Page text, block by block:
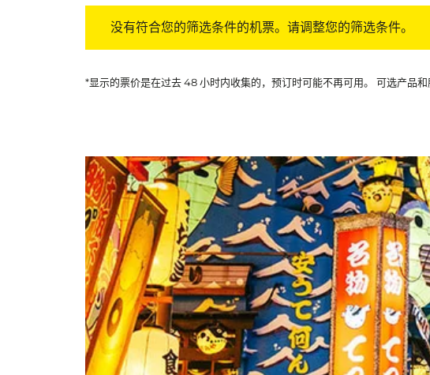
没有符合您的筛选条件的机票。请调整您的筛选条件。
*显示的票价是在过去 48 小时内收集的，预订时可能不再可用。 可选产品和